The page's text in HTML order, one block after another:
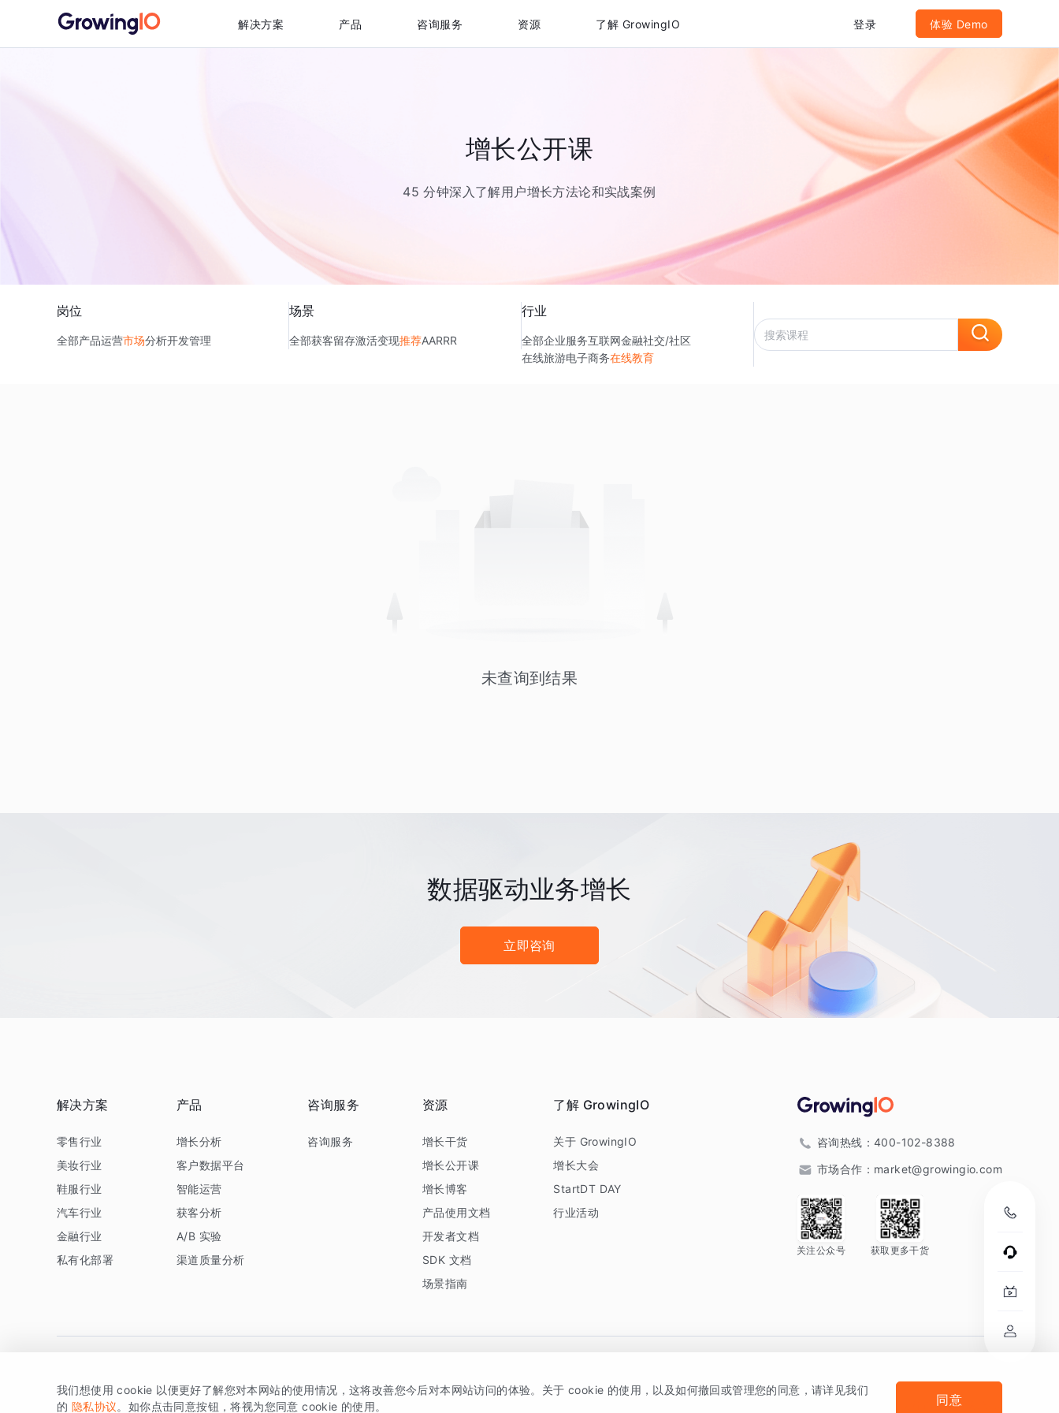
解决方案 产品 咨询服务 资源 了解 GrowingIO 登录 体验 Demo
增长公开课
45 分钟深入了解用户增长方法论和实战案例
岗位
全部产品运营市场分析开发管理
场景
全部获客留存激活变现推荐AARRR
行业
全部企业服务互联网金融社交/社区
在线旅游电子商务在线教育
未查询到结果
数据驱动业务增长
立即咨询
解决方案
零售行业
美妆行业
鞋服行业
汽车行业
金融行业
私有化部署
产品
增长分析
客户数据平台
智能运营
获客分析
A/B 实验
渠道质量分析
咨询服务
咨询服务
资源
增长干货
增长公开课
增长博客
产品使用文档
开发者文档
SDK 文档
场景指南
了解 GrowingIO
关于 GrowingIO
增长大会
StartDT DAY
行业活动
咨询热线： 400-102-8388
市场合作： market@growingio.com
关注公众号 获取更多干货
版权所有 © 北京易数科技有限公司SDK相关说明 京ICP备15038330号 法律声明及隐私条款
我们想使用 cookie 以便更好了解您对本网站的使用情况，这将改善您今后对本网站访问的体验。关于 cookie 的使用，以及如何撤回或管理您的同意，请详见我们
的 隐私协议。如你点击同意按钮，将视为您同意 cookie 的使用。 同意